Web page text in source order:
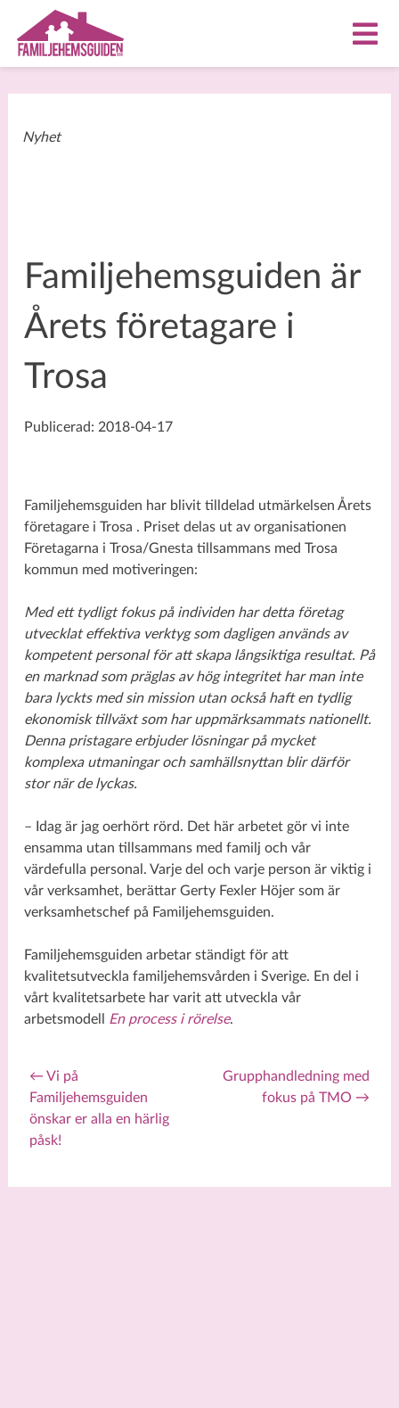
Nyhet
Familjehemsguiden är
Årets företagare i
Trosa
Publicerad: 2018-04-17
Familjehemsguiden har blivit tilldelad utmärkelsen Årets
företagare i Trosa . Priset delas ut av organisationen
Företagarna i Trosa/Gnesta tillsammans med Trosa
kommun med motiveringen:
Med ett tydligt fokus på individen har detta företag
utvecklat effektiva verktyg som dagligen används av
kompetent personal för att skapa långsiktiga resultat. På
en marknad som präglas av hög integritet har man inte
bara lyckts med sin mission utan också haft en tydlig
ekonomisk tillväxt som har uppmärksammats nationellt.
Denna pristagare erbjuder lösningar på mycket
komplexa utmaningar och samhällsnyttan blir därför
stor när de lyckas.
– Idag är jag oerhört rörd. Det här arbetet gör vi inte
ensamma utan tillsammans med familj och vår
värdefulla personal. Varje del och varje person är viktig i
vår verksamhet, berättar Gerty Fexler Höjer som är
verksamhetschef på Familjehemsguiden.
Familjehemsguiden arbetar ständigt för att
kvalitetsutveckla familjehemsvården i Sverige. En del i
vårt kvalitetsarbete har varit att utveckla vår
arbetsmodell En process i rörelse.
Post navigation
← Vi på
Familjehemsguiden
önskar er alla en härlig
påsk!
Grupphandledning med
fokus på TMO →